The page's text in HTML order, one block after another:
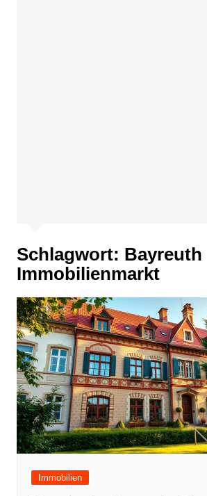
Schlagwort: Bayreuth
Immobilienmarkt
Immobilien